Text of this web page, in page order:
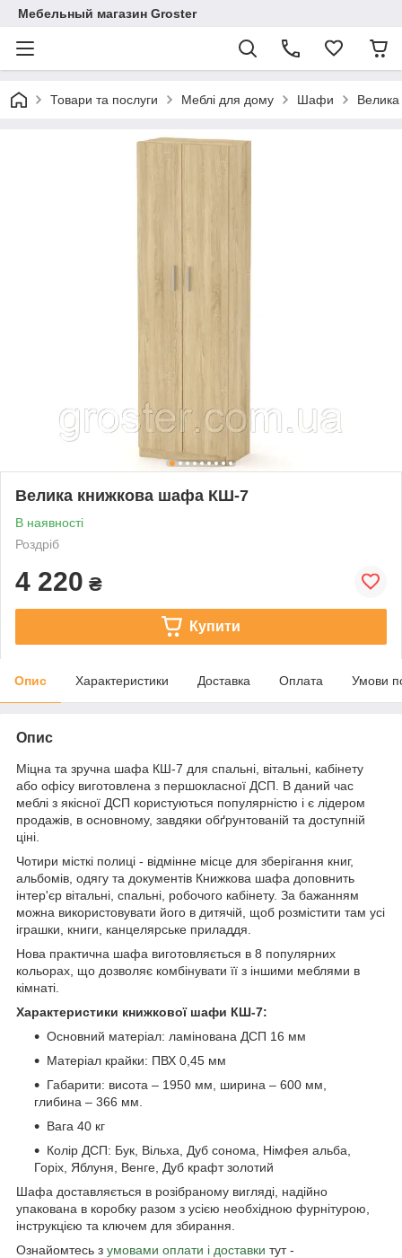
Мебельный магазин Groster
Товари та послуги Меблі для дому Шафи
Велика книжкова шафа КШ-7
В наявності
Роздріб
4 220 ₴
Купити
Опис Характеристики Доставка Оплата Умови
Опис
Міцна та зручна шафа КШ-7 для спальні, вітальні, кабінету
або офісу виготовлена з першокласної ДСП. В даний час
меблі з якісної ДСП користуються популярністю і є лідером
продажів, в основному, завдяки обґрунтованій та доступній
ціні.
Чотири місткі полиці - відмінне місце для зберігання книг,
альбомів, одягу та документів Книжкова шафа доповнить
інтер'єр вітальні, спальні, робочого кабінету. За бажанням
можна використовувати його в дитячій, щоб розмістити там усі
іграшки, книги, канцелярське приладдя.
Нова практична шафа виготовляється в 8 популярних
кольорах, що дозволяє комбінувати її з іншими меблями в
кімнаті.
Характеристики книжкової шафи КШ-7:
Основний матеріал: ламінована ДСП 16 мм
Матеріал крайки: ПВХ 0,45 мм
Габарити: висота – 1950 мм, ширина – 600 мм,
глибина – 366 мм.
Вага 40 кг
Колір ДСП: Бук, Вільха, Дуб сонома, Німфея альба,
Горіх, Яблуня, Венге, Дуб крафт золотий
Шафа доставляється в розібраному вигляді, надійно
упакована в коробку разом з усією необхідною фурнітурою,
інструкцією та ключем для збирання.
Ознайомтесь з умовами оплати і доставки тут -